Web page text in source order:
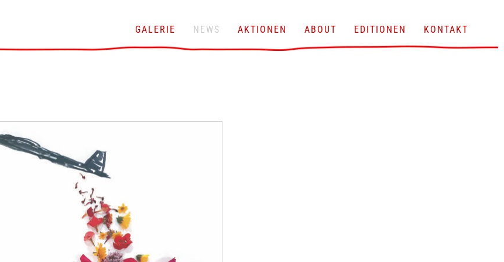
GALERIE NEWS AKTIONEN ABOUT EDITIONEN KONTAKT